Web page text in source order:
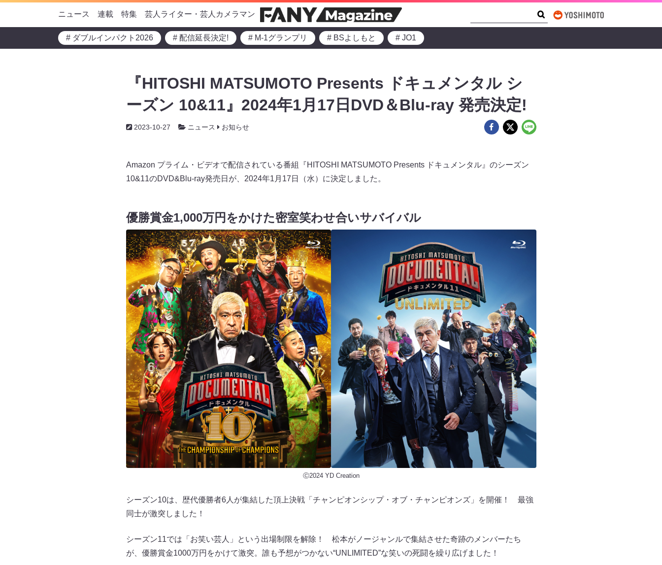
ニュース 連載 特集 芸人ライター・芸人カメラマン
# ダブルインパクト2026 # 配信延長決定! # M-1グランプリ # BSよしもと # JO1
『HITOSHI MATSUMOTO Presents ドキュメンタル シ
ーズン 10&11』2024年1月17日DVD＆Blu-ray 発売決定!
2023-10-27 ニュース お知らせ
Amazon プライム・ビデオで配信されている番組『HITOSHI MATSUMOTO Presents ドキュメンタル』のシーズン
10&11のDVD&Blu-ray発売日が、2024年1月17日（水）に決定しました。
優勝賞金1,000万円をかけた密室笑わせ合いサバイバル
Ⓒ2024 YD Creation
シーズン10は、歴代優勝者6人が集結した頂上決戦「チャンピオンシップ・オブ・チャンピオンズ」を開催！ 最強
同士が激突しました！
シーズン11では「お笑い芸人」という出場制限を解除！ 松本がノージャンルで集結させた奇跡のメンバーたち
が、優勝賞金1000万円をかけて激突。誰も予想がつかない“UNLIMITED”な笑いの死闘を繰り広げました！